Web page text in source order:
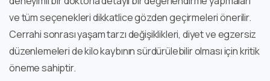
ve tüm seçenekleri dikkatlice gözden geçirmeleri önerilir.
Cerrahi sonrası yaşam tarzı değişiklikleri, diyet ve egzersiz
düzenlemeleri de kilo kaybının sürdürülebilir olması için kritik
öneme sahiptir.